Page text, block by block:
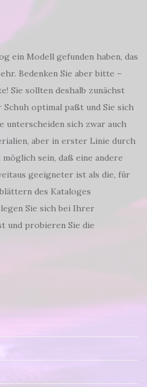
ein Modell gefunden haben, das
Bedenken Sie aber bitte –
Sie sollten deshalb zunächst
Schuh optimal paßt und Sie sich
unterscheiden sich zwar auch
aber in erster Linie durch
sein, daß eine andere
geeigneter ist als die, für
des Kataloges
Sie sich bei Ihrer
und probieren Sie die